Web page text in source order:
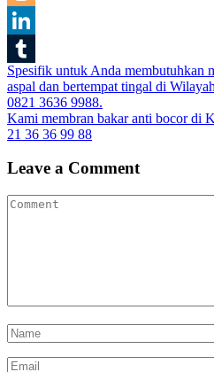
Blogger
LinkedIn
Tumblr
Post
navigation
Spesifik untuk Anda membutuhkan
aspal dan bertempat tingal di
0821 3636 9988.
Kami membran bakar anti bocor di
21 36 36 99 88
Leave a Comment